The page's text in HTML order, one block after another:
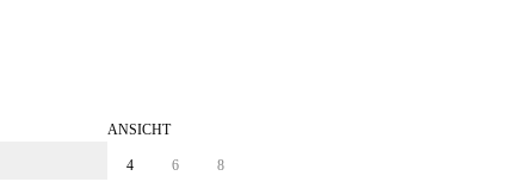
ANSICHT
4 6 8